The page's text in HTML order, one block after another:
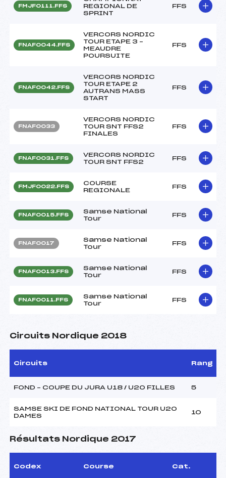
FMJF0111.FFS
REGIONAL DE
SPRINT
FFS
FNAF0044.FFS
VERCORS NORDIC
TOUR ETAPE 3 –
MEAUDRE
POURSUITE
FFS
FNAF0042.FFS
VERCORS NORDIC
TOUR ETAPE 2
AUTRANS MASS
START
FFS
FNAF0033
VERCORS NORDIC
TOUR SNT FFS2
FINALES
FFS
FNAF0031.FFS
VERCORS NORDIC
TOUR SNT FFS2
FFS
FMJF0022.FFS
COURSE
REGIONALE
FFS
FNAF0015.FFS
Samse National
Tour
FFS
FNAF0017
Samse National
Tour
FFS
FNAF0013.FFS
Samse National
Tour
FFS
FNAF0011.FFS
Samse National
Tour
FFS
Circuits Nordique 2018
Circuits Rang
FOND – COUPE DU JURA U18 / U20 FILLES 5
SAMSE SKI DE FOND NATIONAL TOUR U20
DAMES
10
Résultats Nordique 2017
Codex Course Cat.